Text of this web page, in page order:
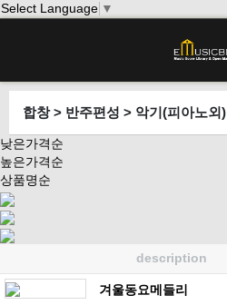
Select Language ▼
합창 > 반주편성 > 악기(피아노외)
낮은가격순
높은가격순
상품명순
description
겨울동요메들리